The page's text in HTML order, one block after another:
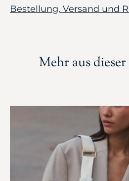
Bestellung, Versand und
Mehr aus